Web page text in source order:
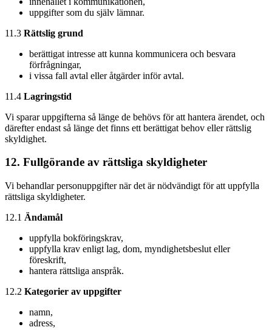
uppgifter som du själv lämnar.
11.3 Rättslig grund
berättigat intresse att kunna kommunicera och besvara
förfrågningar,
i vissa fall avtal eller åtgärder inför avtal.
11.4 Lagringstid
Vi sparar uppgifterna så länge de behövs för att hantera ärendet, och
därefter endast så länge det finns ett berättigat behov eller rättslig
skyldighet.
12. Fullgörande av rättsliga skyldigheter
Vi behandlar personuppgifter när det är nödvändigt för att uppfylla
rättsliga skyldigheter.
12.1 Ändamål
uppfylla bokföringskrav,
uppfylla krav enligt lag, dom, myndighetsbeslut eller
föreskrift,
hantera rättsliga anspråk.
12.2 Kategorier av uppgifter
namn,
adress,